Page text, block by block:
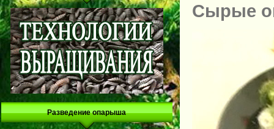
Разведение опарыша
Сырые